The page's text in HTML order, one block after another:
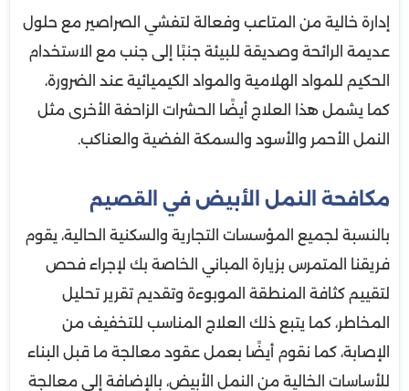
إدارة خالية من المتاعب وفعالة لتفشي الصراصير مع حلول
عديمة الرائحة وصديقة للبيئة جنبًا إلى جنب مع الاستخدام
الحكيم للمواد الهلامية والمواد الكيميائية عند الضرورة،
كما يشمل هذا العلاج أيضًا الحشرات الزاحفة الأخرى مثل
النمل الأحمر والأسود والسمكة الفضية والعناكب.
مكافحة النمل الأبيض في القصيم
بالنسبة لجميع المؤسسات التجارية والسكنية الحالية، يقوم
فريقنا المتمرس بزيارة المباني الخاصة بك لإجراء فحص
لتقييم كثافة المنطقة الموبوءة وتقديم تقرير تحليل
المخاطر، كما يتبع ذلك العلاج المناسب للتخفيف من
الإصابة، كما نقوم أيضًا بعمل عقود معالجة ما قبل البناء
للأساسات الخالية من النمل الأبيض، بالإضافة إلى معالجة